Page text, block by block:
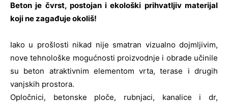
Beton je čvrst, postojan i ekološki prihvatljiv materijal
koji ne zagađuje okoliš!
Iako u prošlosti nikad nije smatran vizualno dojmljivim,
nove tehnološke mogućnosti proizvodnje i obrade učinile
su beton atraktivnim elementom vrta, terase i drugih
vanjskih prostora.
Opločnici, betonske ploče, rubnjaci, kanalice i dr,